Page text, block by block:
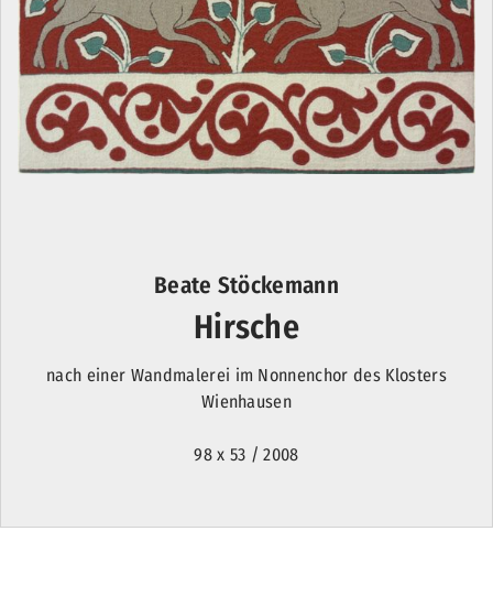
Beate Stöckemann
Hirsche
nach einer Wandmalerei im Nonnenchor des Klosters
Wienhausen
98 x 53 / 2008